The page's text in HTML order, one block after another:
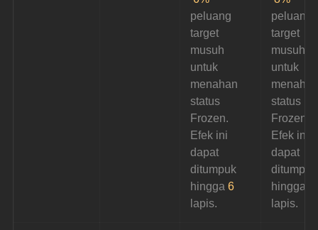
peluang
target
musuh
untuk
menahan
status
Frozen.
Efek ini
dapat
ditumpuk
hingga 6
lapis.
peluang
target
musuh
untuk
status
Frozen.
Efek ini
dapat
hingga
lapis.